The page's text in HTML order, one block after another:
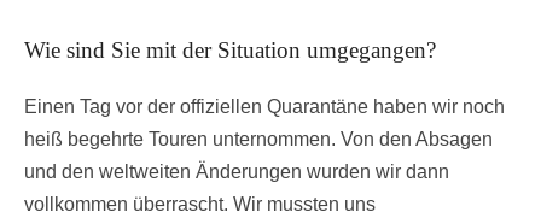
Wie sind Sie mit der Situation umgegangen?
Einen Tag vor der offiziellen Quarantäne haben wir noch
heiß begehrte Touren unternommen. Von den Absagen
und den weltweiten Änderungen wurden wir dann
vollkommen überrascht. Wir mussten uns